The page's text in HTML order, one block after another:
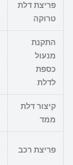
פריצת דלת
טרוקה
התקנת
מנעול
כספת
לדלת
קיצור דלת
ממד
פריצת רכב